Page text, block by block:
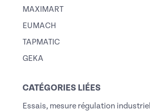
MAXIMART
EUMACH
TAPMATIC
GEKA
CATÉGORIES LIÉES
Essais, mesure régulation